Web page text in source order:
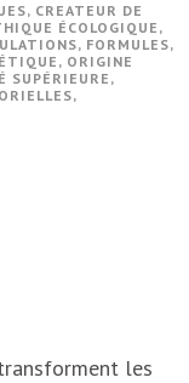
, CREATEUR DE
ÉCOLOGIQUE ,
, FORMULES,
, ORIGINE
SUPÉRIEURE,
,
les